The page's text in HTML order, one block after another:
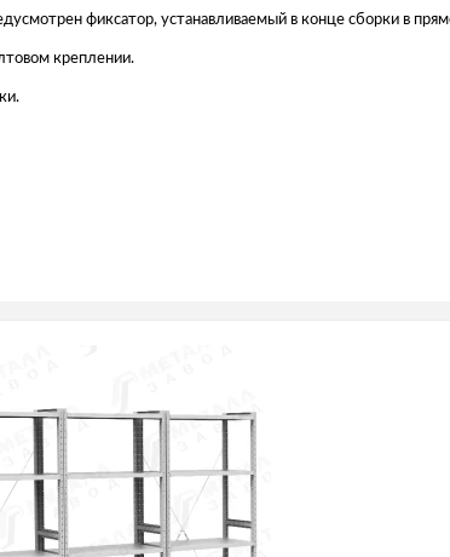
фиксатор, устанавливаемый в конце сборки в
креплении.